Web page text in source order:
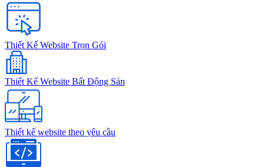
Thiết Kế Website Trọn Gói
Thiết Kế Website Bất Động Sản
Thiết kế website theo yêu cầu